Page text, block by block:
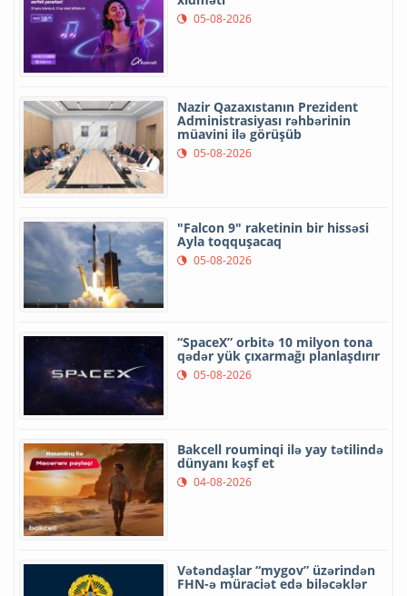
05-08-2026
Nazir Qazaxıstanın Prezident
Administrasiyası rəhbərinin
müavini ilə görüşüb
05-08-2026
"Falcon 9" raketinin bir hissəsi
Ayla toqquşacaq
05-08-2026
“SpaceX” orbitə 10 milyon tona
qədər yük çıxarmağı planlaşdırır
05-08-2026
Bakcell rouminqi ilə yay tətilində
dünyanı kəşf et
04-08-2026
Vətəndaşlar “mygov” üzərindən
FHN-ə müraciət edə biləcəklər